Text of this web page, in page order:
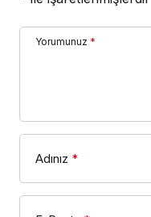
Yorumunuz *
Adınız *